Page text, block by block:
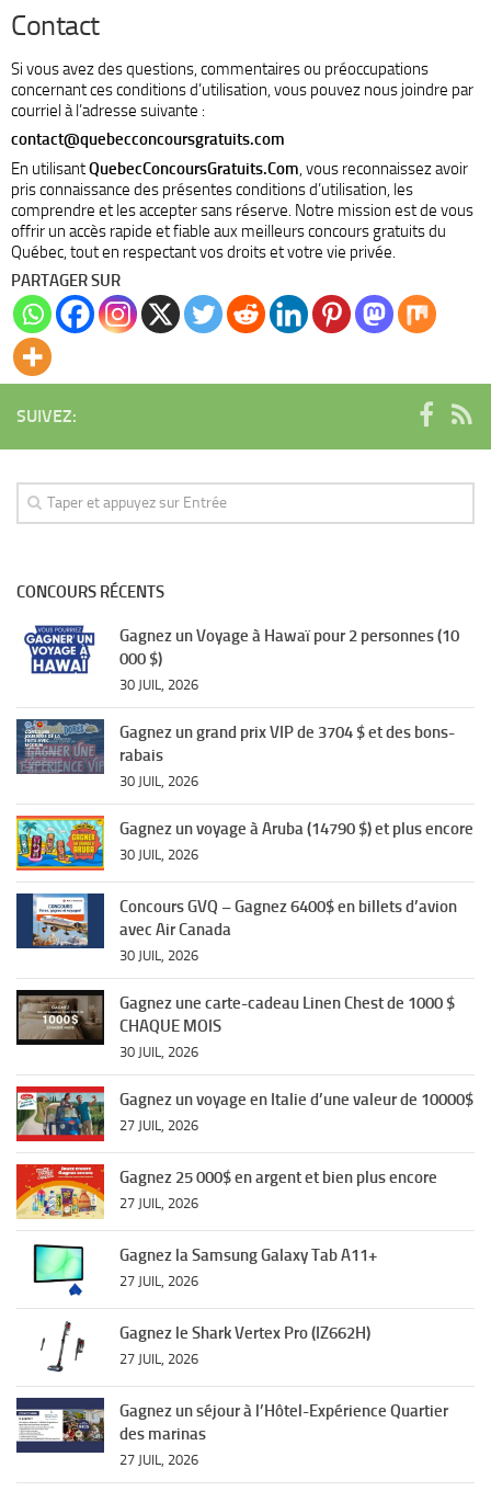
Contact
Si vous avez des questions, commentaires ou préoccupations
concernant ces conditions d’utilisation, vous pouvez nous joindre par
courriel à l’adresse suivante :
contact@quebecconcoursgratuits.com
En utilisantQuebecConcoursGratuits.Com , vous reconnaissez avoir
pris connaissance des présentes conditions d’utilisation, les
comprendre et les accepter sans réserve. Notre mission est de vous
offrir un accès rapide et fiable aux meilleurs concours gratuits du
Québec, tout en respectant vos droits et votre vie privée.
PARTAGER SUR
SUIVEZ:
CONCOURS RÉCENTS
Gagnez un Voyage à Hawaï pour 2 personnes (10
000 $)
30 JUIL, 2026
Gagnez un grand prix VIP de 3704 $ et des bons-
rabais
30 JUIL, 2026
Gagnez un voyage à Aruba (14790 $) et plus encore
30 JUIL, 2026
Concours GVQ – Gagnez 6400$ en billets d’avion
avec Air Canada
30 JUIL, 2026
Gagnez une carte-cadeau Linen Chest de 1000 $
CHAQUE MOIS
30 JUIL, 2026
Gagnez un voyage en Italie d’une valeur de 10000$
27 JUIL, 2026
Gagnez 25 000$ en argent et bien plus encore
27 JUIL, 2026
Gagnez la Samsung Galaxy Tab A11+
27 JUIL, 2026
Gagnez le Shark Vertex Pro (IZ662H)
27 JUIL, 2026
Gagnez un séjour à l’Hôtel-Expérience Quartier
des marinas
27 JUIL, 2026